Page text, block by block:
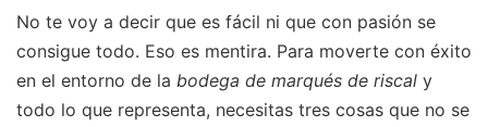
No te voy a decir que es fácil ni que con pasión se
consigue todo. Eso es mentira. Para moverte con éxito
en el entorno de la bodega de marqués de riscal y
todo lo que representa, necesitas tres cosas que no se